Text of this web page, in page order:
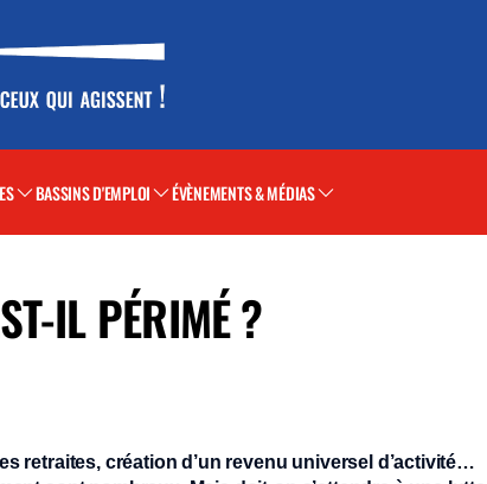
BASSINS D'EMPLOI ÉVÈNEMENTS & MÉDIAS
IL PÉRIMÉ ?
retraites, création d’un revenu universel d’activité…